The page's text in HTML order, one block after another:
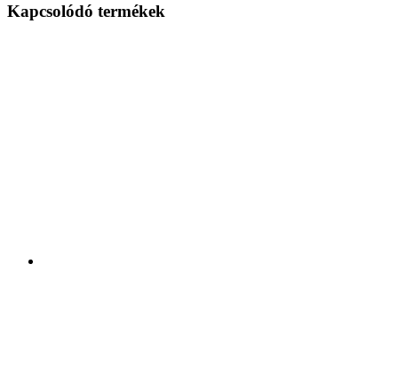
Kapcsolódó termékek